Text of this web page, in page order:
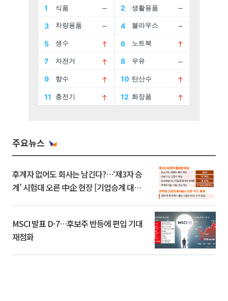
주요뉴스
후계자 없어도 회사는 남긴다?…‘제3자 승
계’ 시험대 오른 中企 현장 [기업승계 대전
MSCI 발표 D-7…후보주 반등에 편입 기대
재점화